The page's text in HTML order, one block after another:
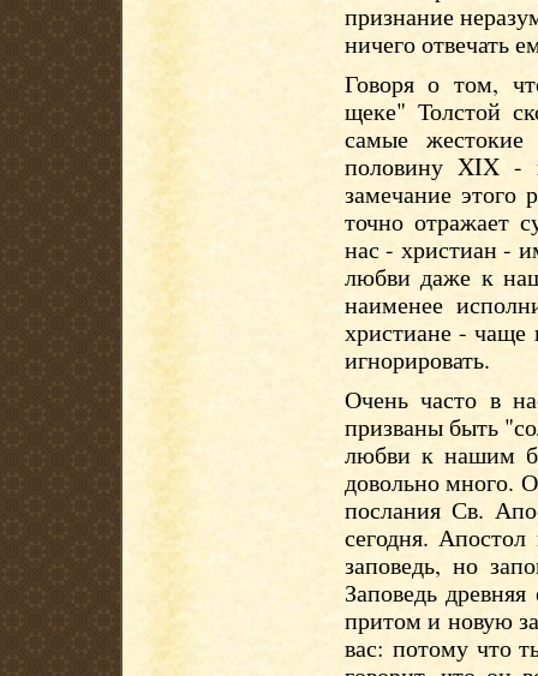
признание
ничего отвечать
Говоря о том,
щеке" Толстой
самые
половину XIX -
замечание этого
точно отражает
нас - христиан -
любви даже к
наименее
христиане - чаще
игнорировать.
Очень часто в
призваны быть
любви к нашим
довольно много.
послания Св.
сегодня.
заповедь, но
Заповедь
притом и новую
вас: потому что